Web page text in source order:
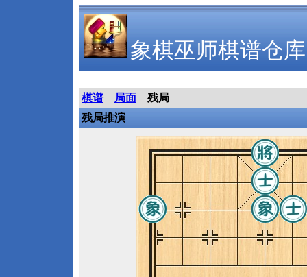
象棋巫师棋谱仓库
棋谱 局面
残局
残局推演